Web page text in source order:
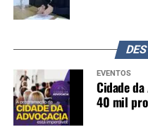
EVENTOS
Cidade
40 mil